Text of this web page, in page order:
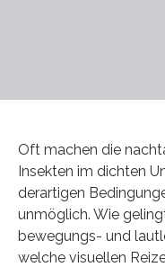
Oft machen die
Insekten im dichten
derartigen
unmöglich. Wie
bewegungs- und
welche visuellen